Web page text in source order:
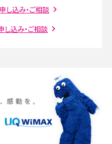
かない時の対処法を解説
は？サイズやスペックを比較して解説
ク・機能の違いをわかりやすく紹介
サイズ・カメラ性能の違いを徹底解説
込み・ご相談
込み・ご相談